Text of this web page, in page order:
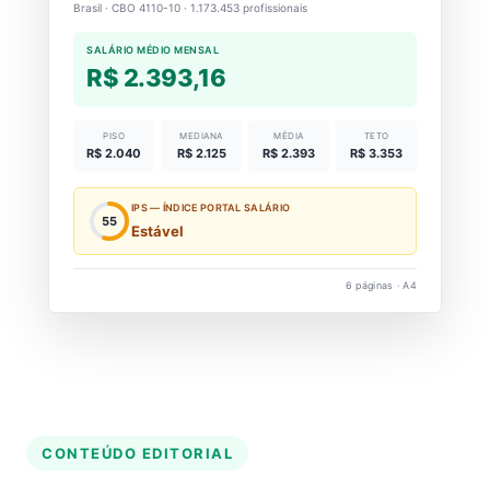
Brasil · CBO 4110-10 · 1.173.453 profissionais
SALÁRIO MÉDIO MENSAL
R$ 2.393,16
PISO
R$ 2.040
MEDIANA
R$ 2.125
MÉDIA
R$ 2.393
TETO
R$ 3.353
55
IPS — ÍNDICE PORTAL SALÁRIO
Estável
6 páginas · A4
CONTEÚDO EDITORIAL